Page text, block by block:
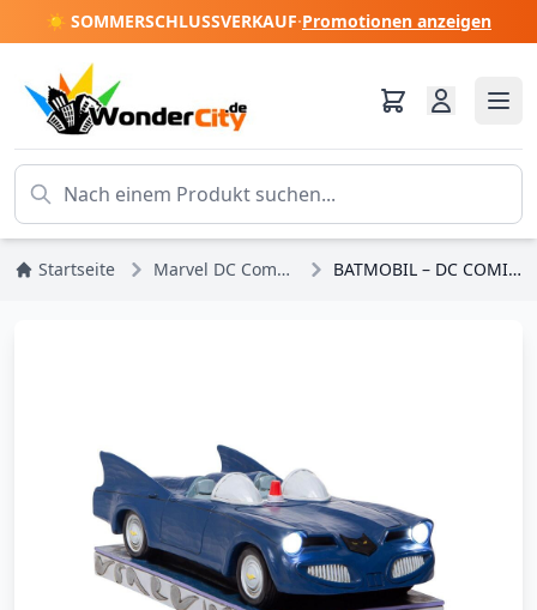
☀️ SOMMERSCHLUSSVERKAUF·Promotionen anzeigen
Startseite Marvel DC Comics BATMOBIL – DC COMICS